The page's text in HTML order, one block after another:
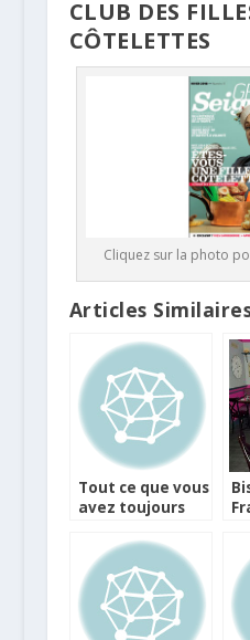
CLUB DES
CÔTELETTES
Cliquez sur la photo
Articles
Tout ce que vous
avez toujours
la viande, avec
Anne